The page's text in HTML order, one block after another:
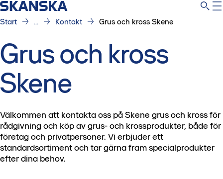
Start ... Kontakt Grus och kross Skene
Grus och kross
Skene
Välkommen att kontakta oss på Skene grus och kross för
rådgivning och köp av grus- och krossprodukter, både för
företag och privatpersoner. Vi erbjuder ett
standardsortiment och tar gärna fram specialprodukter
efter dina behov.